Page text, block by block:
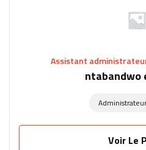
Assistant
ntabandwo
Voir Le